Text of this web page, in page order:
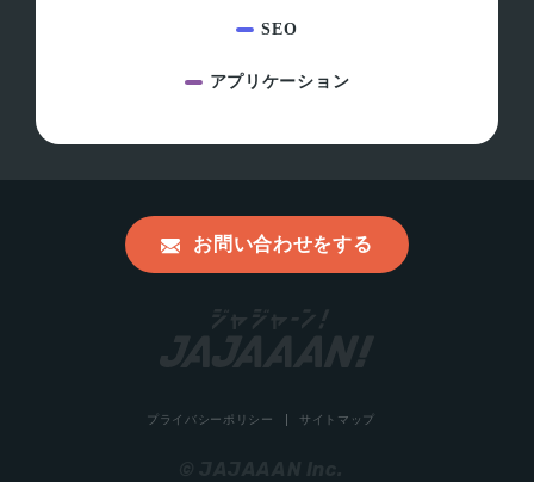
SEO
アプリケーション
お問い合わせをする
プライバシーポリシー サイトマップ